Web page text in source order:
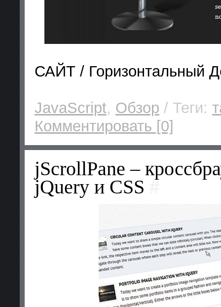
САЙТ / Горизонтальный
JavaScript, Обзор / Теги:
Комментировать [0]
jScrollPane –
jQuery и CSS #